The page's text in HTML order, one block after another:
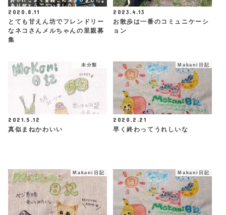
2020.8.11
とても甘えん坊でフレンドリー
なネコさんメルちゃんの里親募
集
2023.4.13
お散歩は一番のコミュニケーシ
ョン
未分類
2021.5.12
真似まねかわいい
Makani日記
2020.2.21
早く終わってうれしいな
Makani日記 Makani日記